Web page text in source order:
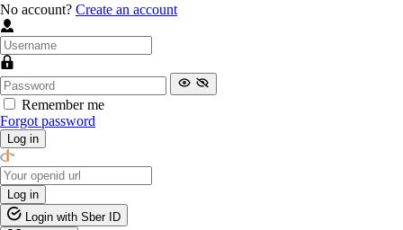
No account? Create an account
Remember me
Forgot password
Log in
Log in
Login with Sber ID